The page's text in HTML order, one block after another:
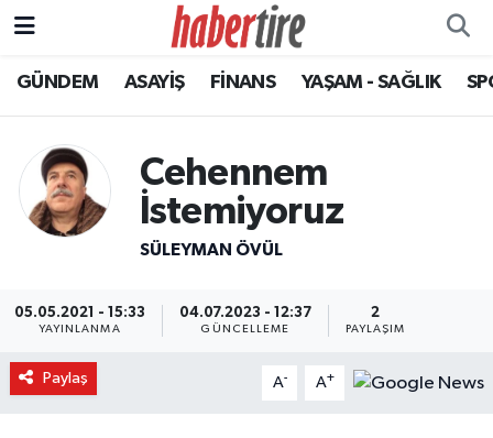
GÜNDEM ASAYİŞ FİNANS YAŞAM - SAĞLIK
Cehennem
İstemiyoruz
SÜLEYMAN ÖVÜL
05.05.2021 - 15:33
YAYINLANMA
04.07.2023 - 12:37
GÜNCELLEME
2
PAYLAŞIM
Paylaş A- A+
Tire Nöbetçi Eczaneler
Tire Trafik Yoğunluk Haritası
Süper Lig Puan Durumu ve Fikstür
Tüm Manşetler
Son Dakika Haberleri